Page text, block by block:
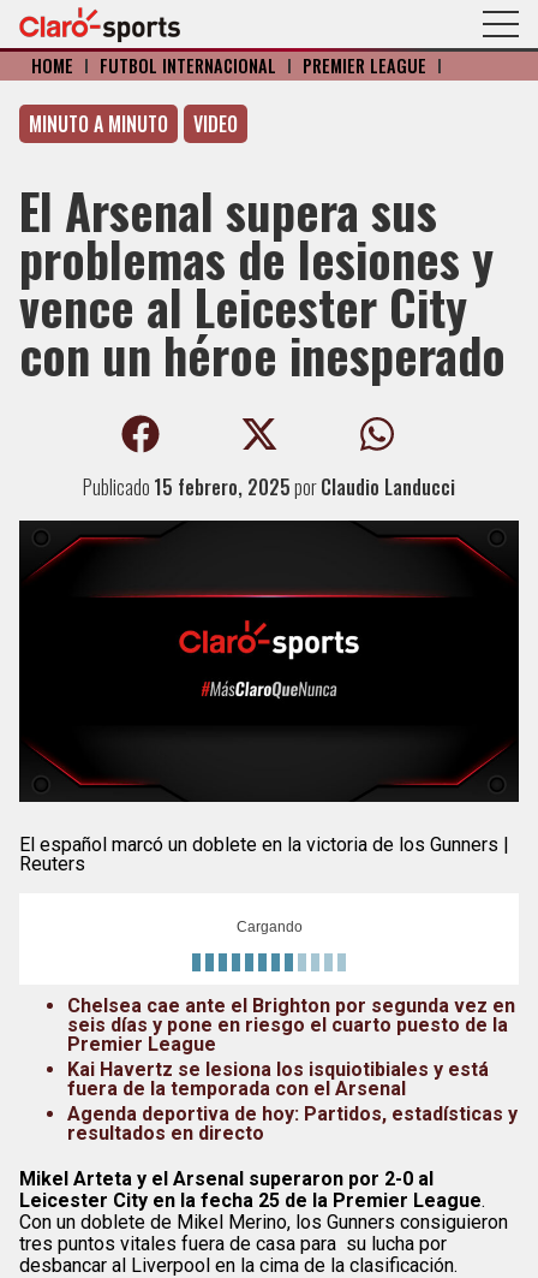
HOME I FÚTBOL INTERNACIONAL I PREMIER LEAGUE I
MINUTO A MINUTO VIDEO
El Arsenal supera sus
problemas de lesiones y
vence al Leicester City
con un héroe inesperado
Publicado 15 febrero, 2025porClaudio Landucci
El español marcó un doblete en la victoria de los Gunners |
Reuters
Cargando
Chelsea cae ante el Brighton por segunda vez en
seis días y pone en riesgo el cuarto puesto de la
Premier League
Kai Havertz se lesiona los isquiotibiales y está
fuera de la temporada con el Arsenal
Agenda deportiva de hoy: Partidos, estadísticas y
resultados en directo
Mikel Arteta y el Arsenal superaron por 2-0 al
Leicester City en la fecha 25 de la Premier League.
Con un doblete de Mikel Merino, los Gunners consiguieron
tres puntos vitales fuera de casa para su lucha por
desbancar al Liverpool en la cima de la clasificación.